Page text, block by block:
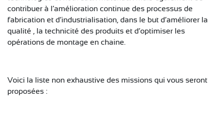
contribuer à l’amélioration continue des processus de
fabrication et d’industrialisation, dans le but d’améliorer la
qualité , la technicité des produits et d’optimiser les
opérations de montage en chaine.
Voici la liste non exhaustive des missions qui vous seront
proposées :